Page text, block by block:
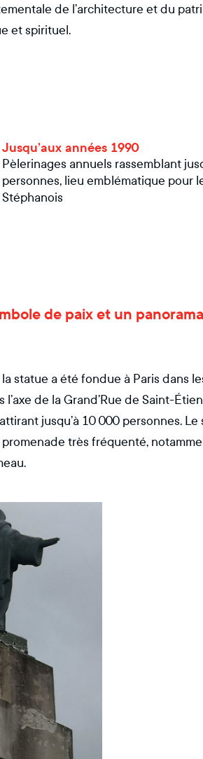
de l’architecture et du
et spirituel.
Jusqu’aux années 1990
Pèlerinages annuels rassemblant
personnes, lieu emblématique pour
Stéphanois
de paix et un panorama
statue a été fondue à Paris dans
de la Grand’Rue de Saint-
jusqu’à 10 000 personnes. Le
très fréquenté,